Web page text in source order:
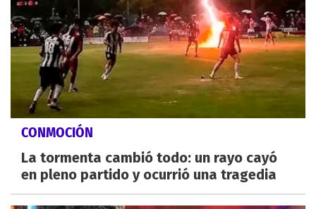
CONMOCIÓN
La tormenta cambió todo: un rayo cayó
en pleno partido y ocurrió una tragedia